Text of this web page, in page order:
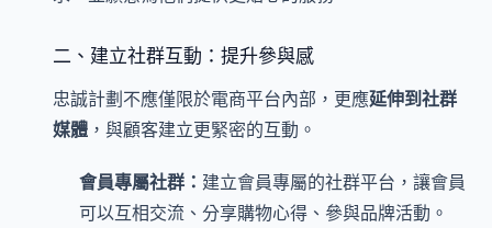
二、建立社群互動：提升參與感
忠誠計劃不應僅限於電商平台內部，更應延伸到社群
媒體 ，與顧客建立更緊密的互動。
會員專屬社群： 建立會員專屬的社群平台，讓會員
可以互相交流、分享購物心得、參與品牌活動。